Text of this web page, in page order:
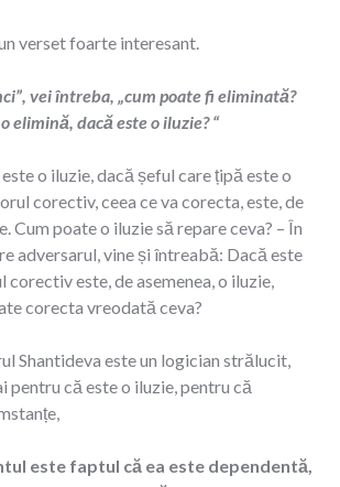
verset foarte interesant.
vei întreba, „cum poate fi eliminată?
elimină, dacă este o iluzie? “
o iluzie, dacă șeful care țipă este o
corectiv, ceea ce va corecta, este, de
Cum poate o iluzie să repare ceva? – În
adversarul, vine și întreabă: Dacă este
este, de asemenea, o iluzie,
corecta vreodată ceva?
Shantideva este un logician strălucit,
pentru că este o iluzie, pentru că
este faptul că ea este dependentă,